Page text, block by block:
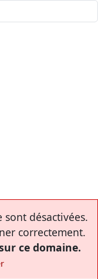
désactivées.
correctement.
ce domaine.